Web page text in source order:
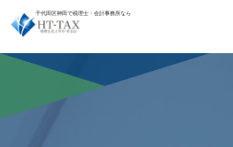
千代田区神田で税理士・会計事務所なら